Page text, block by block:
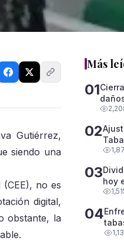
Gutiérrez,
siendo una
no es
digital,
obstante, la
Más
01Cierran
02
03
hoy
04